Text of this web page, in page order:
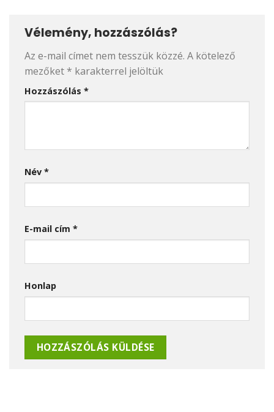
Vélemény, hozzászólás?
Az e-mail címet nem tesszük közzé. A kötelező
mezőket * karakterrel jelöltük
Hozzászólás *
Név *
E-mail cím *
Honlap